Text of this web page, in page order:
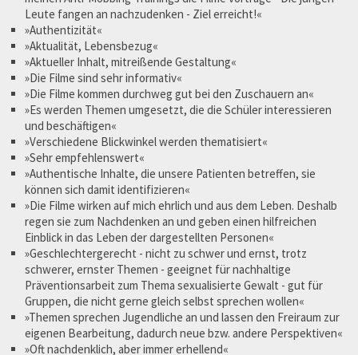
Leute fangen an nachzudenken - Ziel erreicht!«
»Authentizität«
»Aktualität, Lebensbezug«
»Aktueller Inhalt, mitreißende Gestaltung«
»Die Filme sind sehr informativ«
»Die Filme kommen durchweg gut bei den Zuschauern an«
»Es werden Themen umgesetzt, die die Schüler interessieren
und beschäftigen«
»Verschiedene Blickwinkel werden thematisiert«
»Sehr empfehlenswert«
»Authentische Inhalte, die unsere Patienten betreffen, sie
können sich damit identifizieren«
»Die Filme wirken auf mich ehrlich und aus dem Leben. Deshalb
regen sie zum Nachdenken an und geben einen hilfreichen
Einblick in das Leben der dargestellten Personen«
»Geschlechtergerecht - nicht zu schwer und ernst, trotz
schwerer, ernster Themen - geeignet für nachhaltige
Präventionsarbeit zum Thema sexualisierte Gewalt - gut für
Gruppen, die nicht gerne gleich selbst sprechen wollen«
»Themen sprechen Jugendliche an und lassen den Freiraum zur
eigenen Bearbeitung, dadurch neue bzw. andere Perspektiven«
»Oft nachdenklich, aber immer erhellend«